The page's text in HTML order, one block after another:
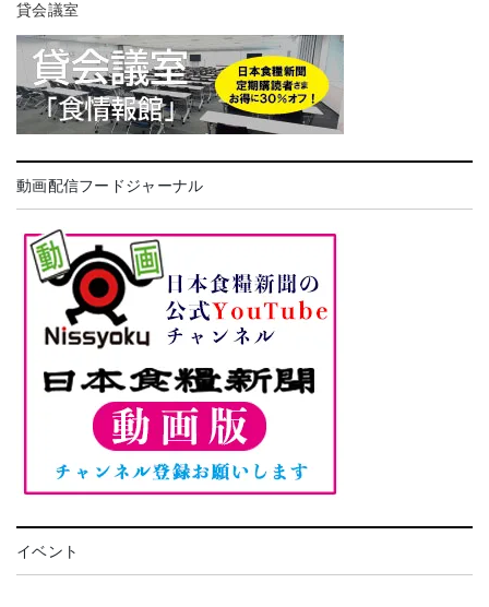
貸会議室
動画配信フードジャーナル
イベント